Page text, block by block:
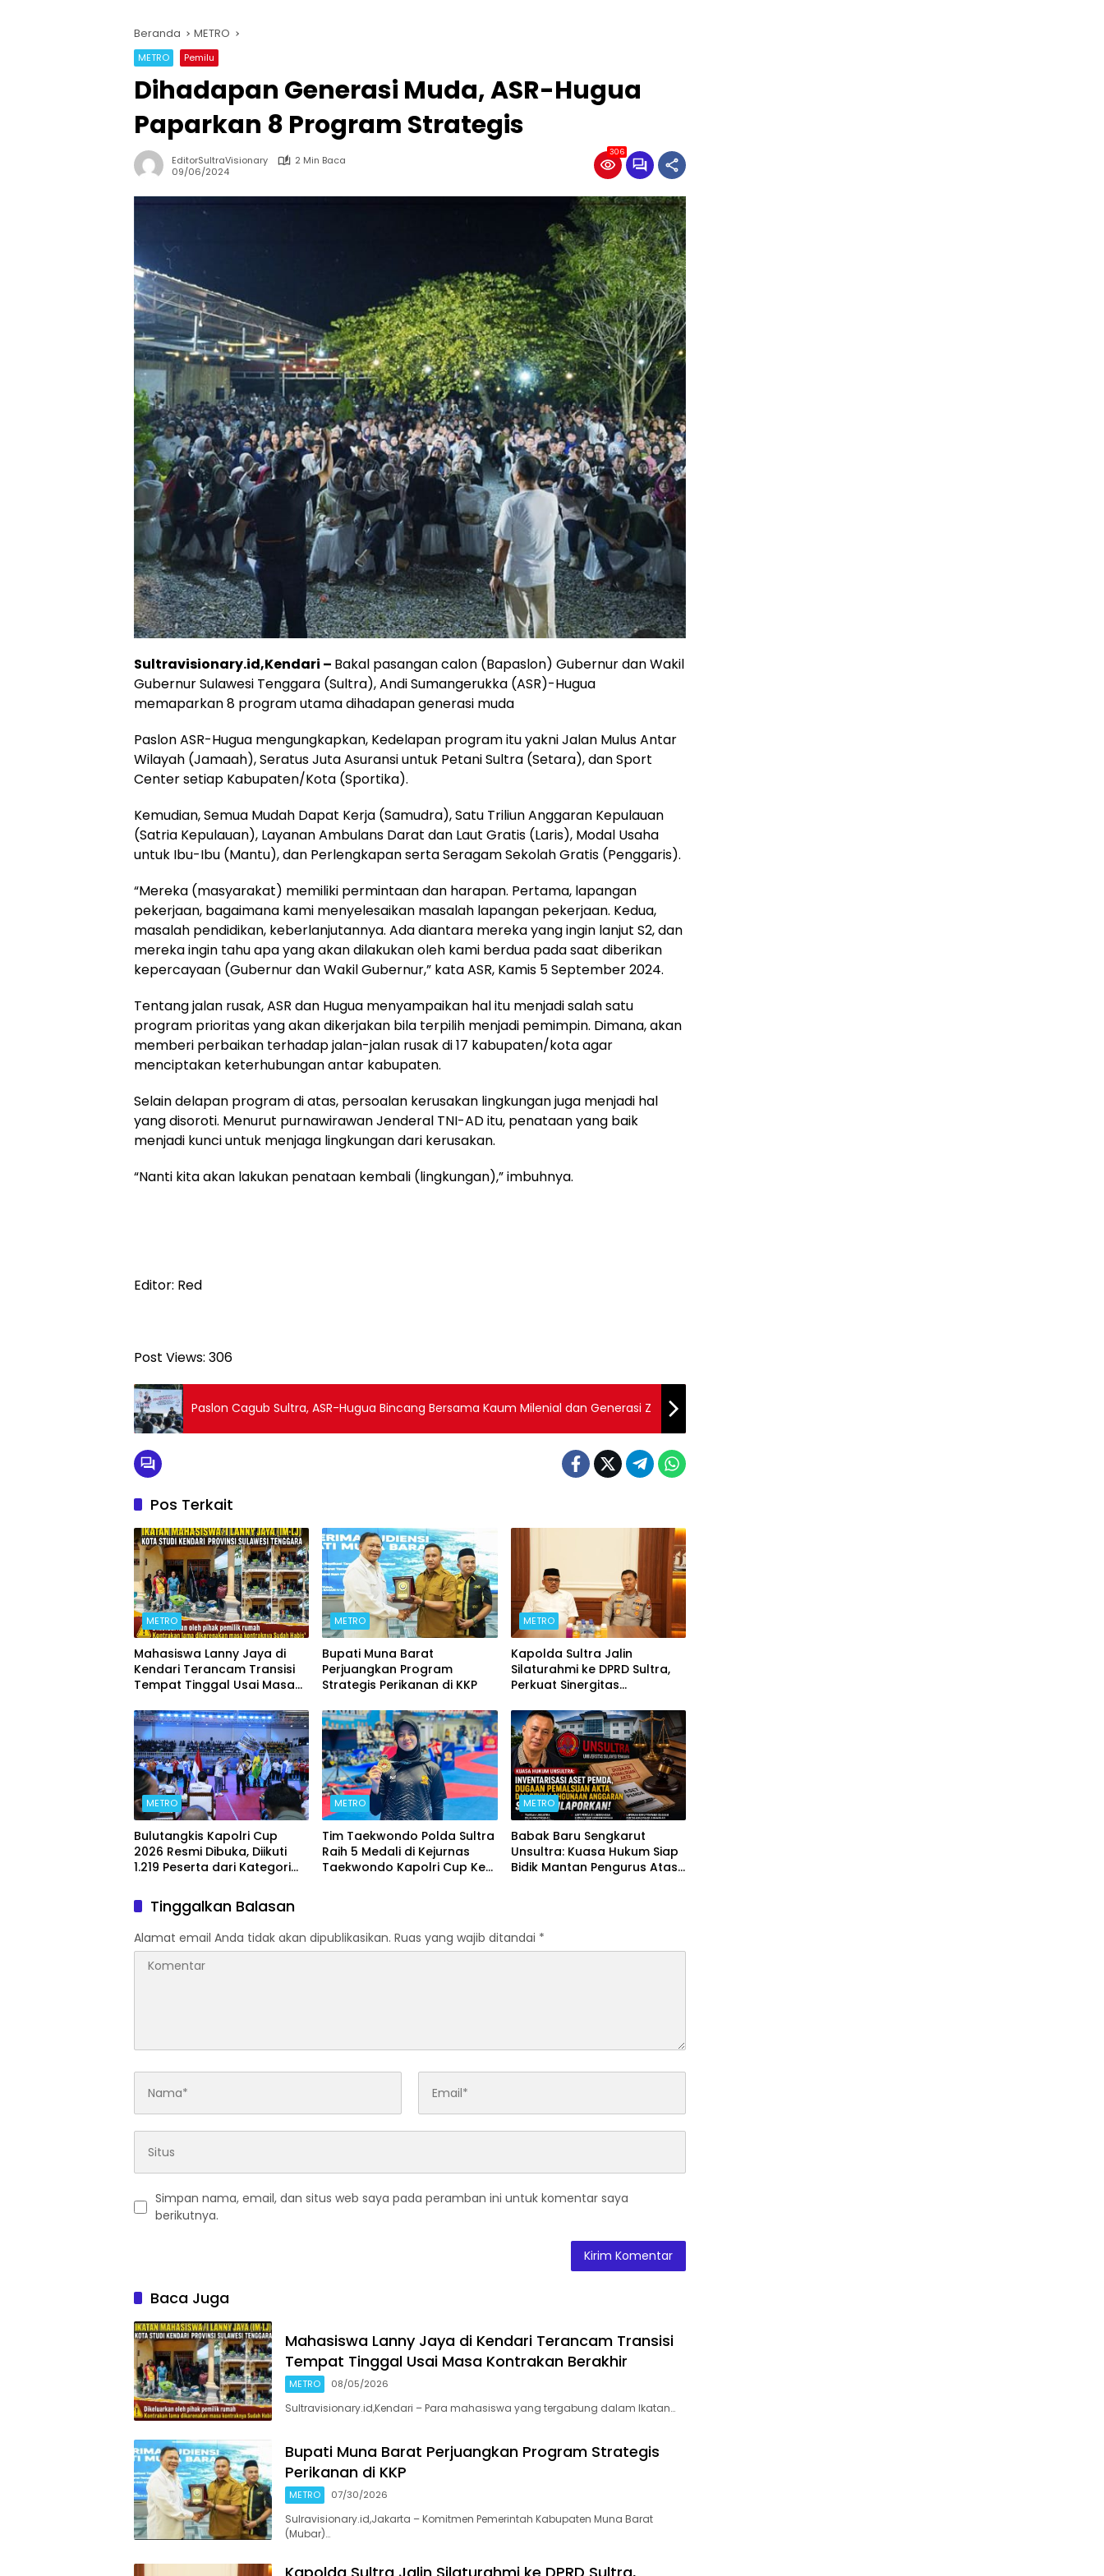
Beranda METRO
METRO Pemilu
Dihadapan Generasi Muda, ASR-Hugua
Paparkan 8 Program Strategis
EditorSultraVisionary
2 Min Baca
09/06/2024
306
Sultravisionary.id,Kendari – Bakal pasangan calon (Bapaslon) Gubernur dan Wakil
Gubernur Sulawesi Tenggara (Sultra), Andi Sumangerukka (ASR)-Hugua
memaparkan 8 program utama dihadapan generasi muda
Paslon ASR-Hugua mengungkapkan, Kedelapan program itu yakni Jalan Mulus Antar
Wilayah (Jamaah), Seratus Juta Asuransi untuk Petani Sultra (Setara), dan Sport
Center setiap Kabupaten/Kota (Sportika).
Kemudian, Semua Mudah Dapat Kerja (Samudra), Satu Triliun Anggaran Kepulauan
(Satria Kepulauan), Layanan Ambulans Darat dan Laut Gratis (Laris), Modal Usaha
untuk Ibu-Ibu (Mantu), dan Perlengkapan serta Seragam Sekolah Gratis (Penggaris).
“Mereka (masyarakat) memiliki permintaan dan harapan. Pertama, lapangan
pekerjaan, bagaimana kami menyelesaikan masalah lapangan pekerjaan. Kedua,
masalah pendidikan, keberlanjutannya. Ada diantara mereka yang ingin lanjut S2, dan
mereka ingin tahu apa yang akan dilakukan oleh kami berdua pada saat diberikan
kepercayaan (Gubernur dan Wakil Gubernur,” kata ASR, Kamis 5 September 2024.
Tentang jalan rusak, ASR dan Hugua menyampaikan hal itu menjadi salah satu
program prioritas yang akan dikerjakan bila terpilih menjadi pemimpin. Dimana, akan
memberi perbaikan terhadap jalan-jalan rusak di 17 kabupaten/kota agar
menciptakan keterhubungan antar kabupaten.
Selain delapan program di atas, persoalan kerusakan lingkungan juga menjadi hal
yang disoroti. Menurut purnawirawan Jenderal TNI-AD itu, penataan yang baik
menjadi kunci untuk menjaga lingkungan dari kerusakan.
“Nanti kita akan lakukan penataan kembali (lingkungan),” imbuhnya.
Editor: Red
Post Views: 306
Paslon Cagub Sultra, ASR-Hugua Bincang Bersama Kaum Milenial dan Generasi Z
Pos Terkait
METRO
Mahasiswa Lanny Jaya di
Kendari Terancam Transisi
Tempat Tinggal Usai Masa
METRO
Bupati Muna Barat
Perjuangkan Program
Strategis Perikanan di KKP
METRO
Kapolda Sultra Jalin
Silaturahmi ke DPRD Sultra,
Perkuat Sinergitas
Daerah
METRO
Bulutangkis Kapolri Cup
2026 Resmi Dibuka, Diikuti
1.219 Peserta dari Kategori
METRO
Tim Taekwondo Polda Sultra
Raih 5 Medali di Kejurnas
Taekwondo Kapolri Cup Ke-
METRO
Babak Baru Sengkarut
Unsultra: Kuasa Hukum Siap
Bidik Mantan Pengurus Atas
Tinggalkan Balasan
Alamat email Anda tidak akan dipublikasikan. Ruas yang wajib ditandai *
Simpan nama, email, dan situs web saya pada peramban ini untuk komentar saya
berikutnya.
Baca Juga
Mahasiswa Lanny Jaya di Kendari Terancam Transisi
Tempat Tinggal Usai Masa Kontrakan Berakhir
METRO 08/05/2026
Sultravisionary.id,Kendari – Para mahasiswa yang tergabung dalam Ikatan…
Bupati Muna Barat Perjuangkan Program Strategis
Perikanan di KKP
METRO 07/30/2026
Sulravisionary.id,Jakarta – Komitmen Pemerintah Kabupaten Muna Barat
(Mubar)…